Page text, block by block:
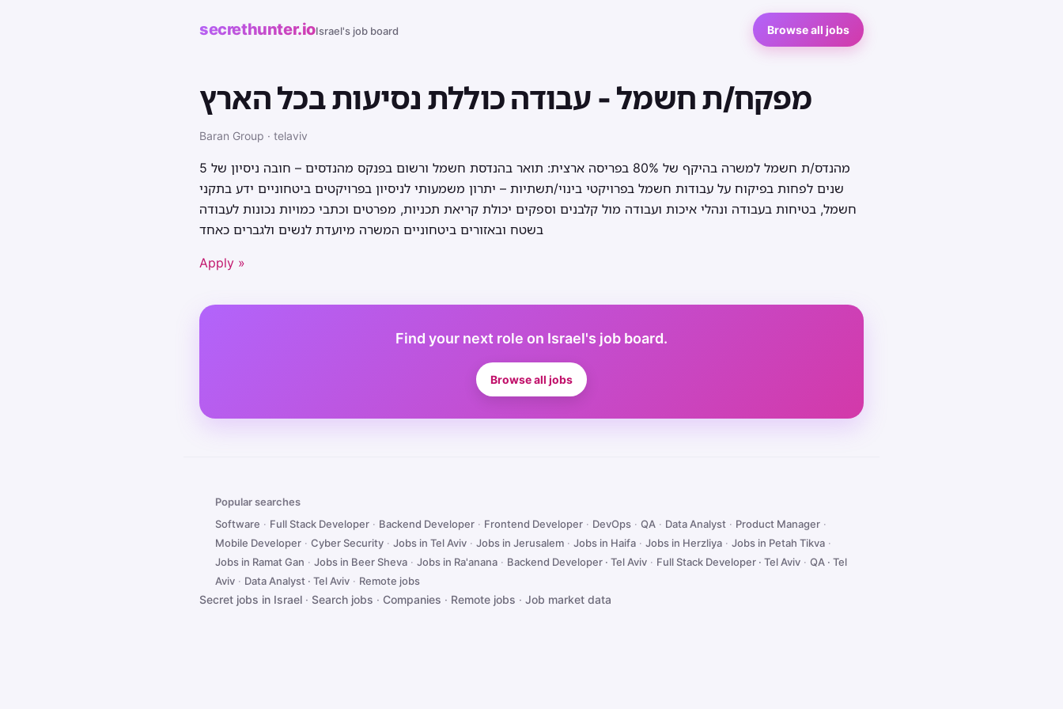
secrethunter.ioIsrael's job board Browse all jobs
מפקח/ת חשמל - עבודה כוללת נסיעות בכל הארץ
Baran Group · telaviv
מהנדס/ת חשמל למשרה בהיקף של 80% בפריסה ארצית: תואר בהנדסת חשמל ורשום בפנקס מהנדסים – חובה ניסיון של 5
שנים לפחות בפיקוח על עבודות חשמל בפרויקטי בינוי/תשתיות – יתרון משמעותי לניסיון בפרויקטים ביטחוניים ידע בתקני
חשמל, בטיחות בעבודה ונהלי איכות ועבודה מול קלבנים וספקים יכולת קריאת תכניות, מפרטים וכתבי כמויות נכונות לעבודה
בשטח ובאזורים ביטחוניים המשרה מיועדת לנשים ולגברים כאחד
Apply »
Find your next role on Israel's job board.
Browse all jobs
Popular searches
Software · Full Stack Developer · Backend Developer · Frontend Developer · DevOps · QA · Data Analyst · Product Manager ·
Mobile Developer · Cyber Security · Jobs in Tel Aviv · Jobs in Jerusalem · Jobs in Haifa · Jobs in Herzliya · Jobs in Petah Tikva ·
Jobs in Ramat Gan · Jobs in Beer Sheva · Jobs in Ra'anana · Backend Developer · Tel Aviv · Full Stack Developer · Tel Aviv · QA · Tel
Aviv · Data Analyst · Tel Aviv · Remote jobs
Secret jobs in Israel · Search jobs · Companies · Remote jobs · Job market data